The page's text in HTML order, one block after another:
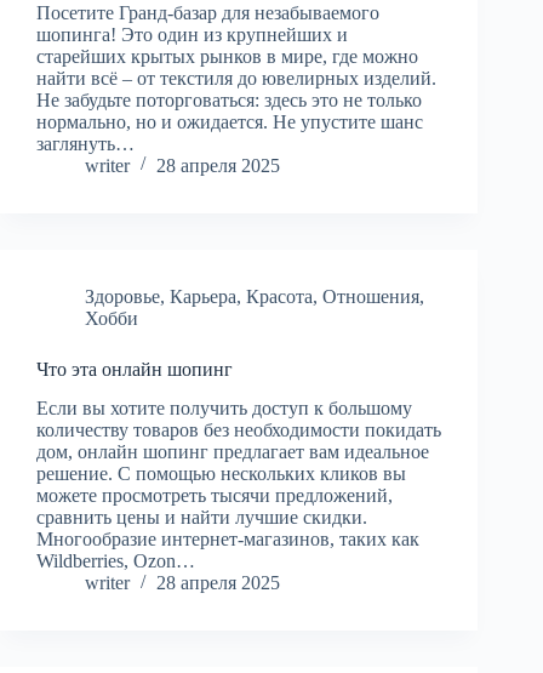
Посетите Гранд-базар для незабываемого
шопинга! Это один из крупнейших и
старейших крытых рынков в мире, где можно
найти всё – от текстиля до ювелирных изделий.
Не забудьте поторговаться: здесь это не только
нормально, но и ожидается. Не упустите шанс
заглянуть…
writer
28 апреля 2025
Здоровье, Карьера, Красота, Отношения,
Хобби
Что эта онлайн шопинг
Если вы хотите получить доступ к большому
количеству товаров без необходимости покидать
дом, онлайн шопинг предлагает вам идеальное
решение. С помощью нескольких кликов вы
можете просмотреть тысячи предложений,
сравнить цены и найти лучшие скидки.
Многообразие интернет-магазинов, таких как
Wildberries, Ozon…
writer
28 апреля 2025